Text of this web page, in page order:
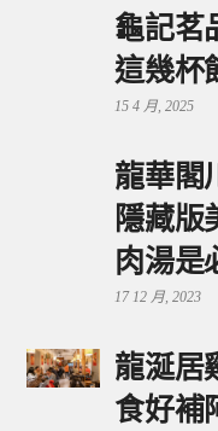
龜記茗
這幾杯
15 4 月, 2025
龍華閣
隱藏版
肉湯是
17 12 月, 2023
龍涎居
食好補